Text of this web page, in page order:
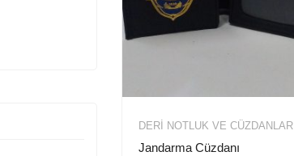
DERI NOTLUK VE CÜZDANLAR
Jandarma Cüzdanı